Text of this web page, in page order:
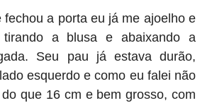
fechou a porta eu já me ajoelho e
tirando a blusa e abaixando a
Seu pau já estava durão,
esquerdo e como eu falei não
que 16 cm e bem grosso, com